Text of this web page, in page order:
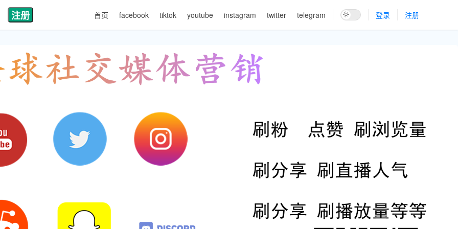
注册 首页 facebook tiktok youtube instagram twitter telegram 登录 注册